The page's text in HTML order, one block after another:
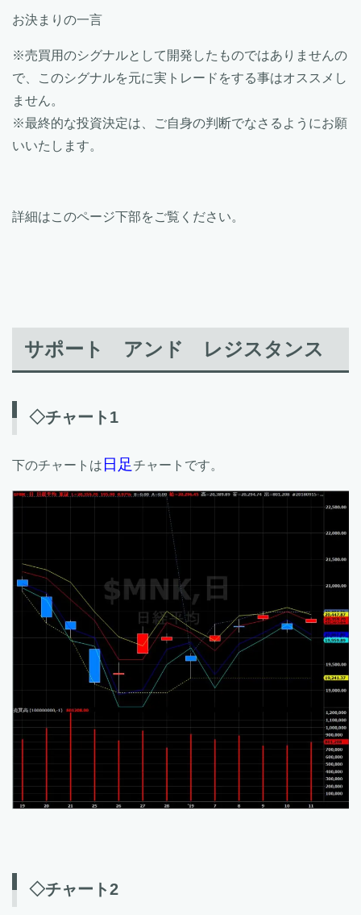
お決まりの一言
※売買用のシグナルとして開発したものではありませんの
で、このシグナルを元に実トレードをする事はオススメし
ません。
※最終的な投資決定は、ご自身の判断でなさるようにお願
いいたします。
詳細はこのページ下部をご覧ください。
サポート アンド レジスタンス
◇チャート1
下のチャートは 日足 チャートです。
◇チャート2